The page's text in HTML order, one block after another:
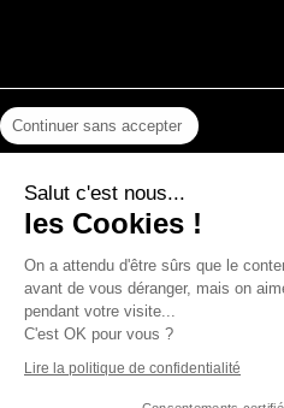
Protection
Photos, Vidéos
Continuer sans accepter
Salut c'est nous...
les Cookies !
On a attendu d'être sûrs que le
avant de vous déranger, mais on
pendant votre visite...
C'est OK pour vous ?
Lire la politique de confidentialité